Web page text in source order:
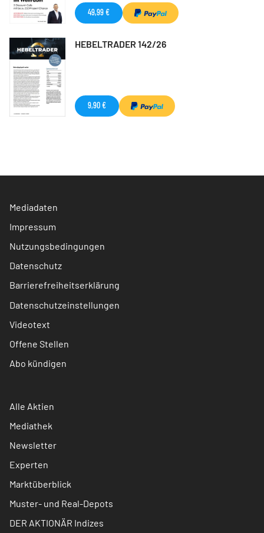
49,99 €
HEBELTRADER 142/26
9,90 €
Mediadaten
Impressum
Nutzungsbedingungen
Datenschutz
Barrierefreiheitserklärung
Datenschutzeinstellungen
Videotext
Offene Stellen
Abo kündigen
Alle Aktien
Mediathek
Newsletter
Experten
Marktüberblick
Muster- und Real-Depots
DER AKTIONÄR Indizes